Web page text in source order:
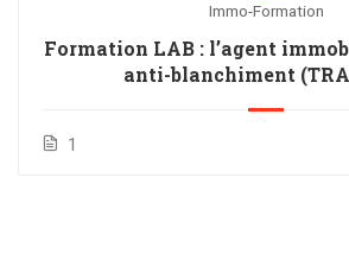
Immo-Formation
Formation LAB : l’agent
anti-blanchiment
1